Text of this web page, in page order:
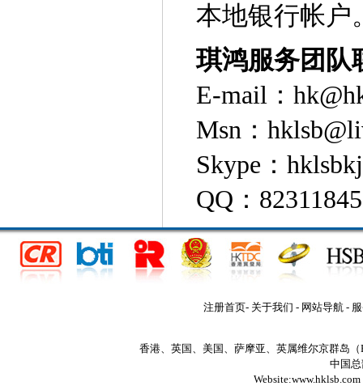
本地银行帐户
琪鸿服务团队
E-mail：
Msn：
Skype：hklsbkj
QQ：
注册首页- 关于我们 - 网站导航 -
香港、英国、美国、萨摩亚、英属维尔京群岛
中国